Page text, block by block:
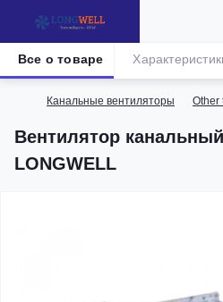
Канальные вентиляторы Other
Вентилятор
LONGWELL
Все о товаре